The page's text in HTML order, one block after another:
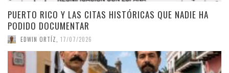
PUERTO RICO Y LAS CITAS HISTÓRICAS QUE NADIE HA
PODIDO DOCUMENTAR
EDWIN ORTÍZ 17/07/2026